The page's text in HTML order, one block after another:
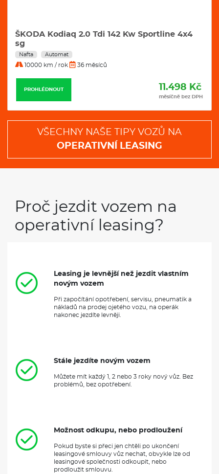
ŠKODA Kodiaq 2.0 Tdi 142 Kw Sportline 4x4
sg
Nafta Automat
10000 km / rok 36 měsíců
PROHLÉDNOUT 11.498 Kč
měsíčně bez DPH
VŠECHNY NAŠE TIPY VOZŮ NA
OPERATIVNÍ LEASING
Proč jezdit vozem na
operativní leasing?
Leasing je levnější než jezdit vlastním
novým vozem
Při započítání opotřebení, servisu, pneumatik a
nákladů na prodej ojetého vozu, na operák
nakonec jezdíte levněji.
Stále jezdíte novým vozem
Můžete mít každý 1, 2 nebo 3 roky nový vůz. Bez
problémů, bez opotřebení.
Možnost odkupu, nebo prodloužení
Pokud byste si přeci jen chtěli po ukončení
leasingové smlouvy vůz nechat, obvykle lze od
leasingové společnosti odkoupit, nebo
prodloužit smlouvu.